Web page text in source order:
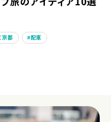
京都 配車